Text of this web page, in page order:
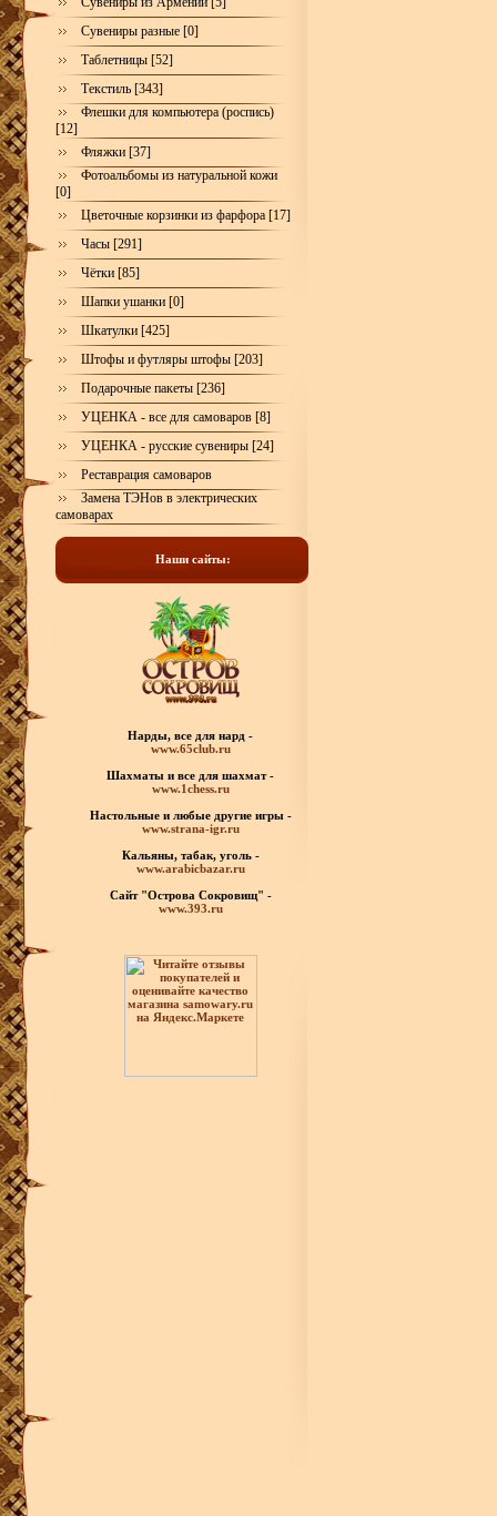
Сувениры разные [0]
Таблетницы [52]
Текстиль [343]
Флешки для компьютера (роспись)
[12]
Фляжки [37]
Фотоальбомы из натуральной кожи
[0]
Цветочные корзинки из фарфора [17]
Часы [291]
Чётки [85]
Шапки ушанки [0]
Шкатулки [425]
Штофы и футляры штофы [203]
Подарочные пакеты [236]
УЦЕНКА - все для самоваров [8]
УЦЕНКА - русские сувениры [24]
Реставрация самоваров
Замена ТЭНов в электрических
самоварах
Наши сайты:
Нарды, все для нард -
www.65club.ru
Шахматы и все для шахмат -
www.1chess.ru
Настольные и любые другие игры -
www.strana-igr.ru
Кальяны, табак, уголь -
www.arabicbazar.ru
Сайт "Острова Сокровищ" -
www.393.ru